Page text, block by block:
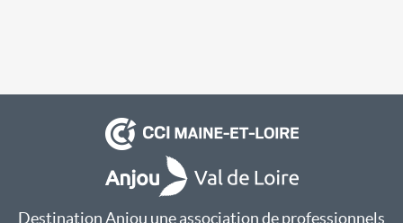
Destination Anjou une association de professionnels